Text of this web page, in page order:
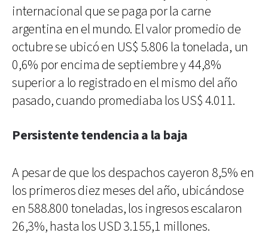
internacional que se paga por la carne
argentina en el mundo. El valor promedio de
octubre se ubicó en US$ 5.806 la tonelada, un
0,6% por encima de septiembre y 44,8%
superior a lo registrado en el mismo del año
pasado, cuando promediaba los US$ 4.011.
Persistente tendencia a la baja
A pesar de que los despachos cayeron 8,5% en
los primeros diez meses del año, ubicándose
en 588.800 toneladas, los ingresos escalaron
26,3%, hasta los USD 3.155,1 millones.